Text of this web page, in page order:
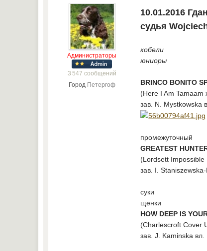
Администраторы
3 547 сообщений
Город Петергоф
10.01.2016
судья
кобели
юниоры
BRINCO BONITO
(Here I Am Tamaam
зав. N. Mystkowska
промежуточный
GREATEST
(Lordsett Impossible
зав. I.
суки
щенки
HOW DEEP IS
(Charlescroft Cover
зав. J. Kaminska